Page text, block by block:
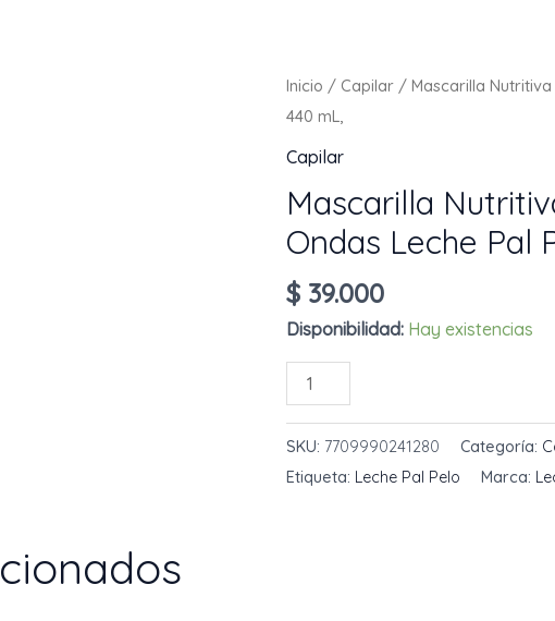
Inicio / Capilar / Mascarilla Nutritiva
440 mL,
Capilar
Mascarilla
Ondas Leche Pal
$ 39.000
Disponibilidad: Hay existencias
Mascarilla
Nutritiva
Rizos
Y
SKU: 7709990241280 Categoría:
Etiqueta: Leche Pal Pelo Marca: